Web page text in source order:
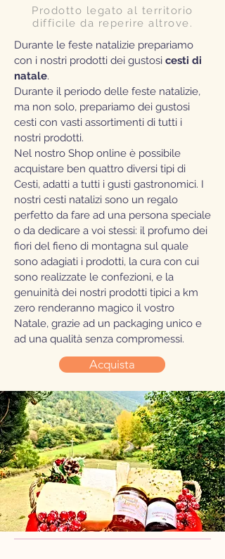
Prodotto legato al territorio
difficile da reperire altrove.
Durante le feste natalizie prepariamo
con i nostri prodotti dei gustosi cesti di
natale.
Durante il periodo delle feste natalizie,
ma non solo, prepariamo dei gustosi
cesti con vasti assortimenti di tutti i
nostri prodotti.
Nel nostro Shop online è possibile
acquistare ben quattro diversi tipi di
Cesti, adatti a tutti i gusti gastronomici. I
nostri cesti natalizi sono un regalo
perfetto da fare ad una persona speciale
o da dedicare a voi stessi: il profumo dei
fiori del fieno di montagna sul quale
sono adagiati i prodotti, la cura con cui
sono realizzate le confezioni, e la
genuinità dei nostri prodotti tipici a km
zero renderanno magico il vostro
Natale, grazie ad un packaging unico e
ad una qualità senza compromessi.
Acquista